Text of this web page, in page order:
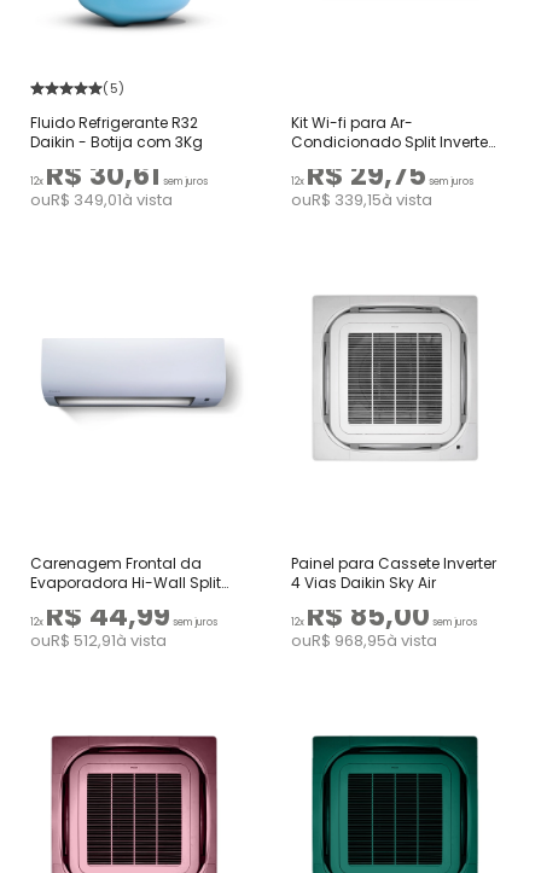
(5)
Fluido Refrigerante R32
Daikin - Botija com 3Kg
12x R$ 30,61 sem juros
ouR$ 349,01à vista
Kit Wi-fi para Ar-
Condicionado Split Inverter
12x R$ 29,75 sem juros
ouR$ 339,15à vista
Carenagem Frontal da
Evaporadora Hi-Wall Split
12x R$ 44,99 sem juros
ouR$ 512,91à vista
Painel para Cassete Inverter
4 Vias Daikin Sky Air
12x R$ 85,00 sem juros
ouR$ 968,95à vista